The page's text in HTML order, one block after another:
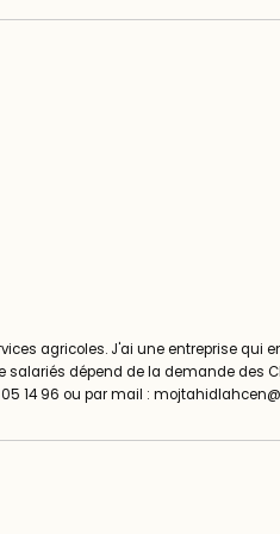
agricoles. J'ai une entreprise
salariés dépend de la demande des
14 96 ou par mail :